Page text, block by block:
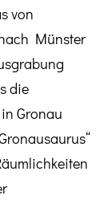
von
Münster
die
Gronau